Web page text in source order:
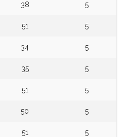
38 5
51 5
34 5
35 5
51 5
50 5
51 5